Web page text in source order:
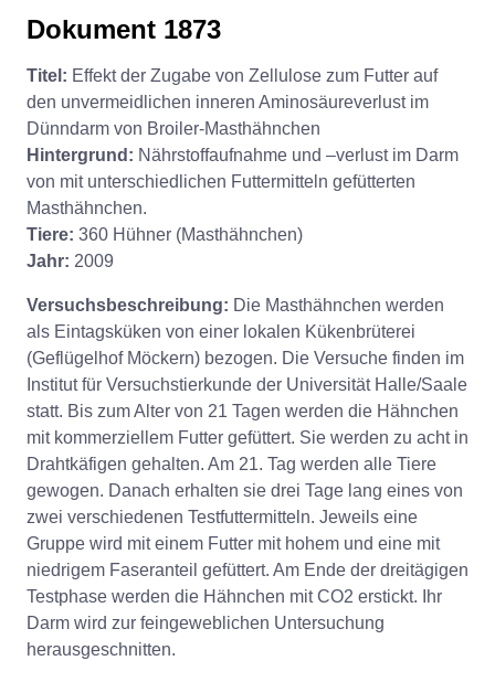
Dokument 1873
Titel: Effekt der Zugabe von Zellulose zum Futter auf
den unvermeidlichen inneren Aminosäureverlust im
Dünndarm von Broiler-Masthähnchen
Hintergrund: Nährstoffaufnahme und –verlust im Darm
von mit unterschiedlichen Futtermitteln gefütterten
Masthähnchen.
Tiere: 360 Hühner (Masthähnchen)
Jahr: 2009
Versuchsbeschreibung: Die Masthähnchen werden
als Eintagsküken von einer lokalen Kükenbrüterei
(Geflügelhof Möckern) bezogen. Die Versuche finden im
Institut für Versuchstierkunde der Universität Halle/Saale
statt. Bis zum Alter von 21 Tagen werden die Hähnchen
mit kommerziellem Futter gefüttert. Sie werden zu acht in
Drahtkäfigen gehalten. Am 21. Tag werden alle Tiere
gewogen. Danach erhalten sie drei Tage lang eines von
zwei verschiedenen Testfuttermitteln. Jeweils eine
Gruppe wird mit einem Futter mit hohem und eine mit
niedrigem Faseranteil gefüttert. Am Ende der dreitägigen
Testphase werden die Hähnchen mit CO2 erstickt. Ihr
Darm wird zur feingeweblichen Untersuchung
herausgeschnitten.